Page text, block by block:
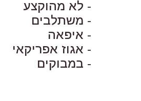
- לא מהוקצע
- משתלבים
- איפאה
- אגוז אפריקאי
- במבוקים